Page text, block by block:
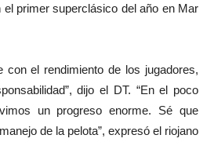
primer superclásico del año en Mar
con el rendimiento de los jugadores,
dijo el DT. “En el poco
un progreso enorme. Sé que
de la pelota”, expresó el riojano